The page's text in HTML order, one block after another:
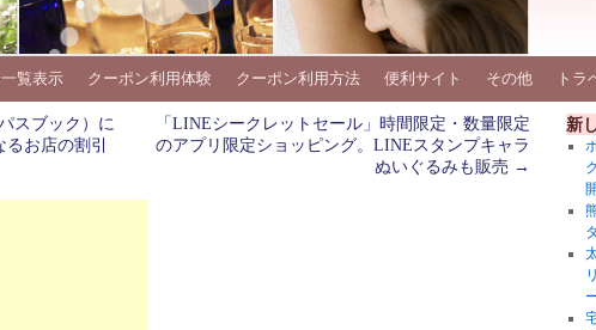
覧表示 クーポン利用体験 クーポン利用方法 便利サイト その他 トラ
スブック）に
お店の割引
「LINEシークレットセール」時間限定・数量限定
のアプリ限定ショッピング。LINEスタンプキャラ
ぬいぐるみも販売 →
新